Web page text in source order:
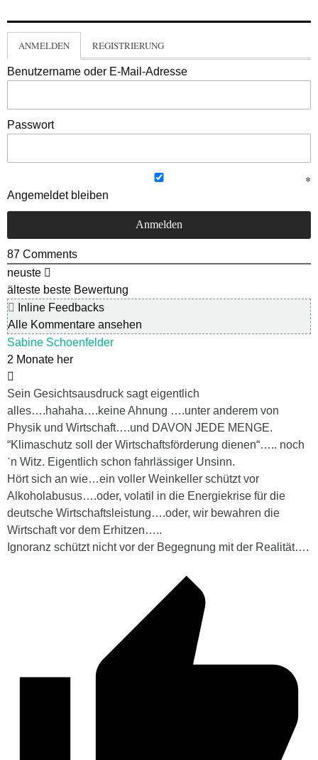
ANMELDEN REGISTRIERUNG
Benutzername oder E-Mail-Adresse
Passwort
Angemeldet bleiben
87 Comments
neuste
älteste beste Bewertung
Inline Feedbacks
Alle Kommentare ansehen
Sabine Schoenfelder
2 Monate her
Sein Gesichtsausdruck sagt eigentlich
alles….hahaha….keine Ahnung ….unter anderem von
Physik und Wirtschaft….und DAVON JEDE MENGE.
“Klimaschutz soll der Wirtschaftsförderung dienen“….. noch
ˋn Witz. Eigentlich schon fahrlässiger Unsinn.
Hört sich an wie…ein voller Weinkeller schützt vor
Alkoholabusus….oder, volatil in die Energiekrise für die
deutsche Wirtschaftsleistung….oder, wir bewahren die
Wirtschaft vor dem Erhitzen…..
Ignoranz schützt nicht vor der Begegnung mit der Realität….